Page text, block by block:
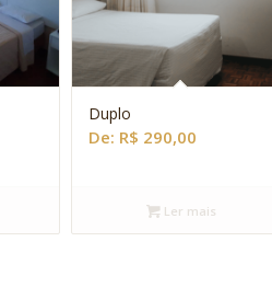
Duplo
De: R$ 290,00
Ler mais